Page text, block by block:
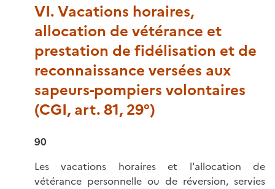
VI. Vacations horaires,
allocation de vétérance et
prestation de fidélisation et de
reconnaissance versées aux
sapeurs-pompiers volontaires
(CGI, art. 81, 29°)
90
Les vacations horaires et l'allocation de
vétérance personnelle ou de réversion, servies